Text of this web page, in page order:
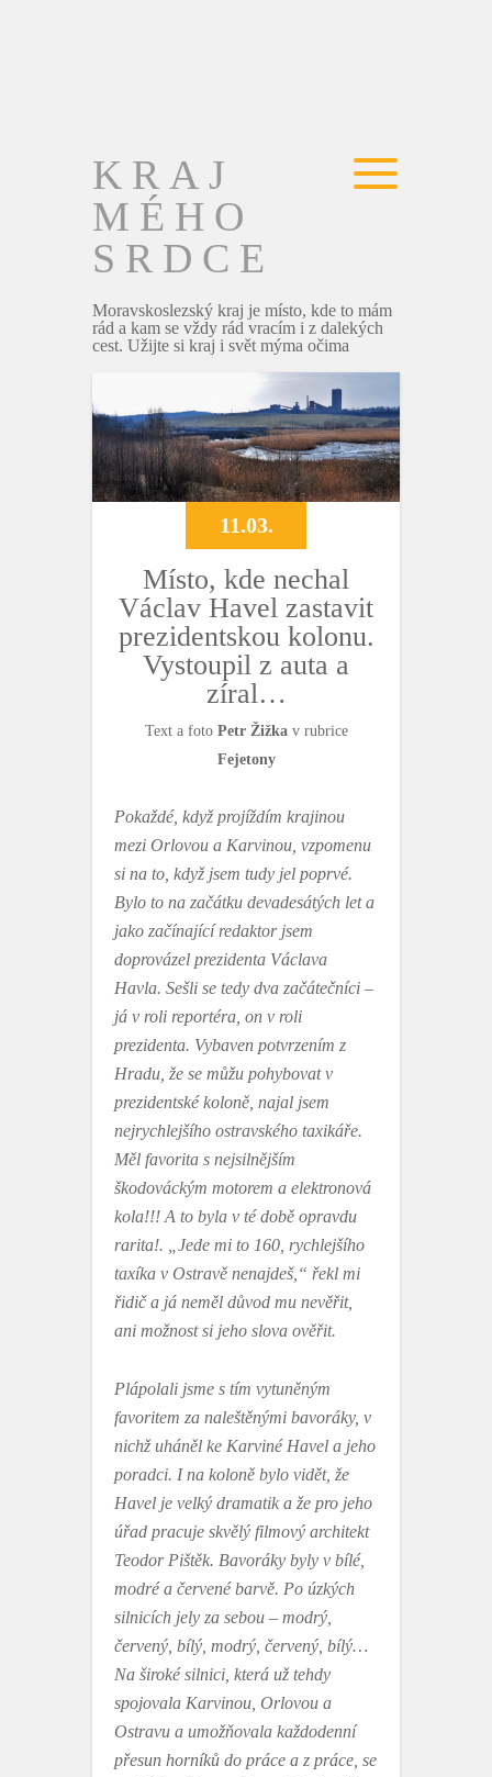
KRAJ
MÉHO
SRDCE
Moravskoslezský kraj je místo, kde to mám
rád a kam se vždy rád vracím i z dalekých
cest. Užijte si kraj i svět mýma očima
11.03.
Místo, kde nechal
Václav Havel zastavit
prezidentskou kolonu.
Vystoupil z auta a
zíral…
Text a foto Petr Žižka v rubrice
Fejetony
Pokaždé, když projíždím krajinou
mezi Orlovou a Karvinou, vzpomenu
si na to, když jsem tudy jel poprvé.
Bylo to na začátku devadesátých let a
jako začínající redaktor jsem
doprovázel prezidenta Václava
Havla. Sešli se tedy dva začátečníci –
já v roli reportéra, on v roli
prezidenta. Vybaven potvrzením z
Hradu, že se můžu pohybovat v
prezidentské koloně, najal jsem
nejrychlejšího ostravského taxikáře.
Měl favorita s nejsilnějším
škodováckým motorem a elektronová
kola!!! A to byla v té době opravdu
rarita!. „Jede mi to 160, rychlejšího
taxíka v Ostravě nenajdeš,“ řekl mi
řidič a já neměl důvod mu nevěřit,
ani možnost si jeho slova ověřit.
Plápolali jsme s tím vytuněným
favoritem za naleštěnými bavoráky, v
nichž uháněl ke Karviné Havel a jeho
poradci. I na koloně bylo vidět, že
Havel je velký dramatik a že pro jeho
úřad pracuje skvělý filmový architekt
Teodor Pištěk. Bavoráky byly v bílé,
modré a červené barvě. Po úzkých
silnicích jely za sebou – modrý,
červený, bílý, modrý, červený, bílý…
Na široké silnici, která už tehdy
spojovala Karvinou, Orlovou a
Ostravu a umožňovala každodenní
přesun horníků do práce a z práce, se